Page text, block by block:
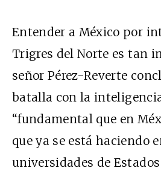
Entender a México por
Trigres del Norte es tan
señor Pérez-Reverte
batalla con la
“fundamental que en
que ya se está haciendo
universidades de